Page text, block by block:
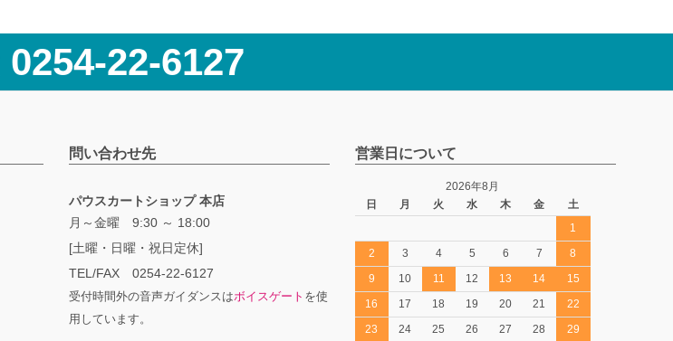
0254-22-6127
問い合わせ先
パウスカートショップ 本店
月～金曜 9:30 ～ 18:00
[土曜・日曜・祝日定休]
TEL/FAX 0254-22-6127
受付時間外の音声ガイダンスはボイスゲート を使
用しています。
営業日について
2026年8月
日
月 火 水 木 金
土
1
2
3 4 5 6 7
8
9
10 11 12 13 14
15
16
17 18 19 20 21
22
23
24 25 26 27 28
29